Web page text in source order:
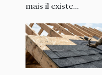
mais il existe...